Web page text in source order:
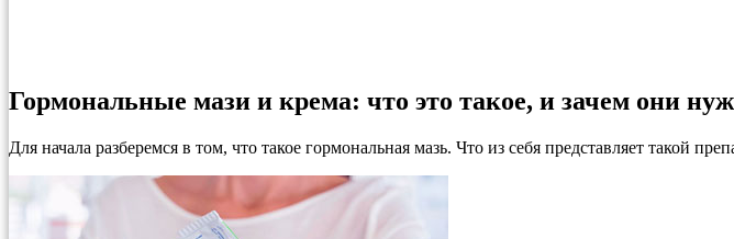
Гормональные мази и крема: что это такое, и зачем они
Для начала разберемся в том, что такое гормональная мазь. Что из себя представляет такой